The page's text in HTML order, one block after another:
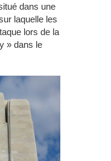
dans une
laquelle les
lors de la
» dans le